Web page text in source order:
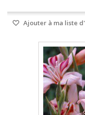
Ajouter à ma liste